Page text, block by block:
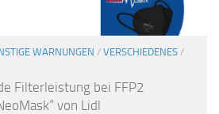
WARNUNGEN / VERSCHIEDENES /
Filterleistung bei FFP2
von Lidl